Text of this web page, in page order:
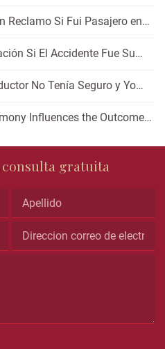
gratuita
Reclamo Si Fui Pasajero en
Si El Accidente Fue Su
No Tenía Seguro y Yo
Influences the Outcome